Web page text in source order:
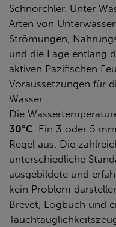
Schnorchler. Unter
Arten von
Strömungen,
und die Lage entlang
aktiven Pazifischen
Voraussetzungen für
Wasser.
Die
30°C . Ein 3 oder 5
Regel aus. Die
unterschiedliche
ausgebildete und
kein Problem
Brevet, Logbuch und